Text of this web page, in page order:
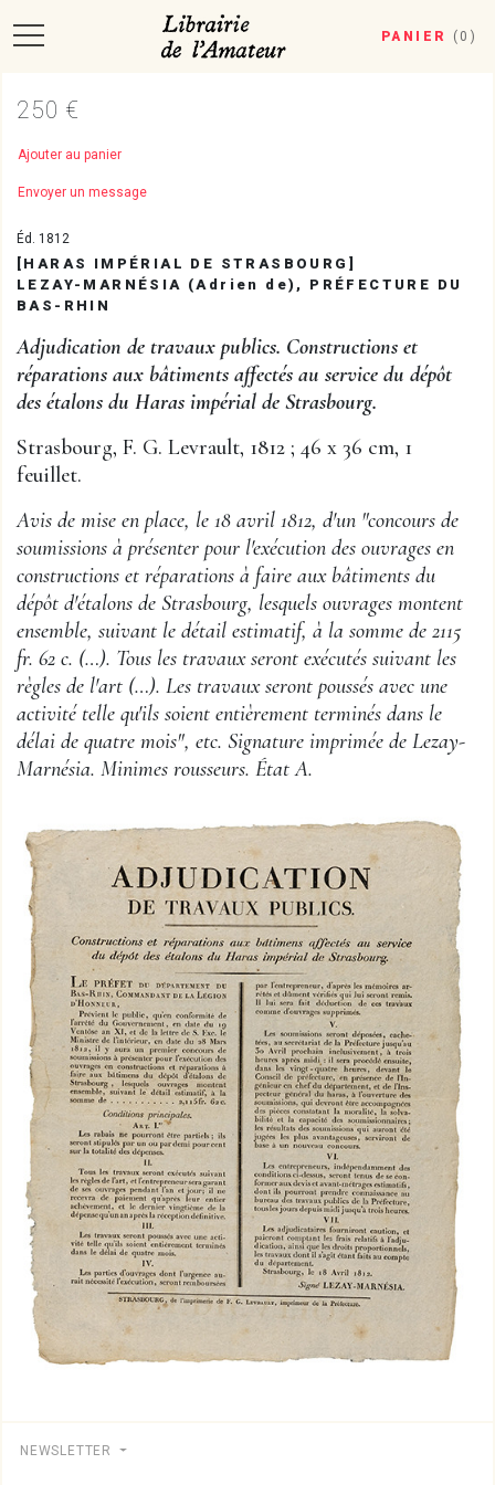
PANIER ( 0 )
250 €
Ajouter au panier
Envoyer un message
Éd. 1812
[HARAS IMPÉRIAL DE STRASBOURG]
LEZAY-MARNÉSIA (Adrien de), PRÉFECTURE DU
BAS-RHIN
Adjudication de travaux publics. Constructions et
réparations aux bâtiments affectés au service du dépôt
des étalons du Haras impérial de Strasbourg.
Strasbourg, F. G. Levrault, 1812 ; 46 x 36 cm, 1
feuillet.
Avis de mise en place, le 18 avril 1812, d'un "concours de
soumissions à présenter pour l'exécution des ouvrages en
constructions et réparations à faire aux bâtiments du
dépôt d'étalons de Strasbourg, lesquels ouvrages montent
ensemble, suivant le détail estimatif, à la somme de 2115
fr. 62 c. (…). Tous les travaux seront exécutés suivant les
règles de l'art (…). Les travaux seront poussés avec une
activité telle qu'ils soient entièrement terminés dans le
délai de quatre mois", etc. Signature imprimée de Lezay-
Marnésia. Minimes rousseurs. État A.
NEWSLETTER